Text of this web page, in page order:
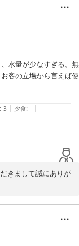
いただける広さとな
りおくつろぎいただ
よう、スタッフ一同
ようスタッフ一同、
し上げます。
水量が少なすぎる。無
客の立場から言えば使
: 3 | 夕食: - |
きまして誠にありが
まい申し訳ございま
意見は、施設改善の